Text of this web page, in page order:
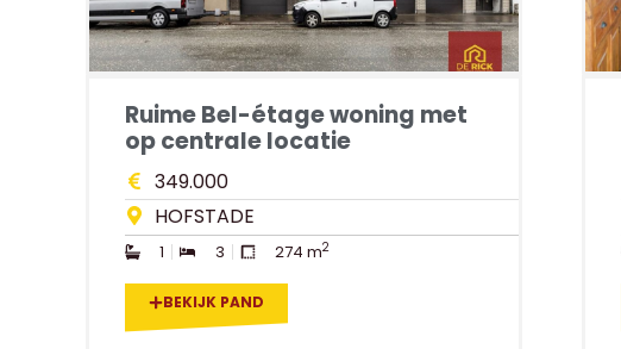
Ruime Bel-étage woning met
op centrale locatie
349.000
HOFSTADE
1 3 274 m2
BEKIJK PAND